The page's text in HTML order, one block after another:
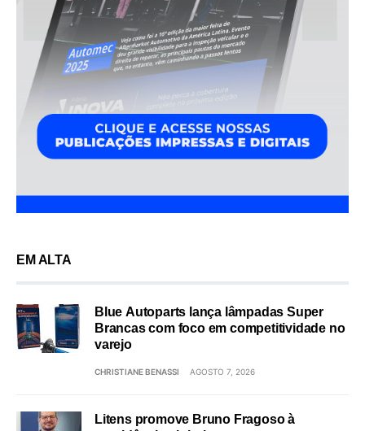
EM ALTA
Blue Autoparts lança lâmpadas Super
Brancas com foco em competitividade no
varejo
CHRISTIANE BENASSI AGOSTO 7, 2026
Litens promove Bruno Fragoso à